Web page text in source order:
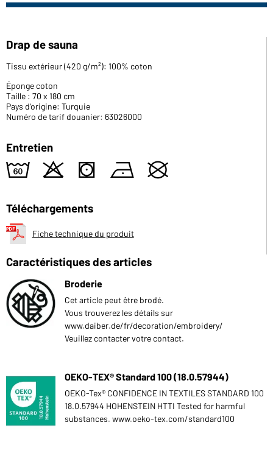
Drap de sauna
Tissu extérieur (420 g/m²): 100% coton
Éponge coton
Taille : 70 x 180 cm
Pays d'origine: Turquie
Numéro de tarif douanier: 63026000
Entretien
4 o s n U
Téléchargements
Fiche technique du produit
Caractéristiques des articles
Broderie
Cet article peut être brodé.
Vous trouverez les détails sur
www.daiber.de/fr/decoration/embroidery/
Veuillez contacter votre contact.
OEKO-TEX® Standard 100 (18.0.57944)
OEKO-Tex® CONFIDENCE IN TEXTILES STANDARD 100
18.0.57944 HOHENSTEIN HTTI Tested for harmful
substances. www.oeko-tex.com/standard100